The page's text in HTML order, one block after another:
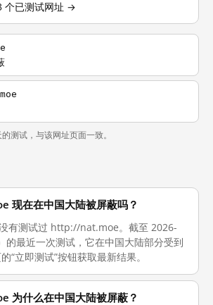
个已测试网址 →
测试，与该网址页面一致。
现在在中国大陆被屏蔽吗？
有测试过 http://nat.moe。截至 2026-
的最近一次测试，它在中国大陆部分受到
“立即测试”按钮获取最新结果。
为什么在中国大陆被屏蔽？